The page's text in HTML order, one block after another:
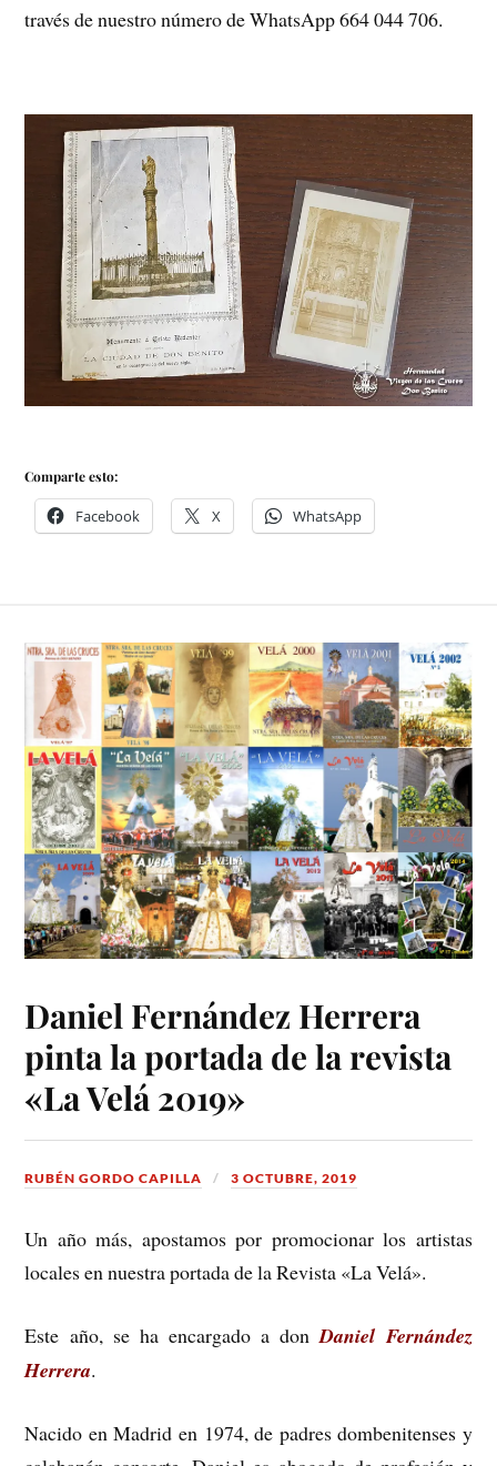
través de nuestro número de WhatsApp 664 044 706.
Comparte esto:
Facebook X WhatsApp
Daniel Fernández Herrera
pinta la portada de la revista
«La Velá 2019»
RUBÉN GORDO CAPILLA 3 OCTUBRE, 2019
Un año más, apostamos por promocionar los artistas
locales en nuestra portada de la Revista «La Velá».
Este año, se ha encargado a donDaniel Fernández
Herrera.
Nacido en Madrid en 1974, de padres dombenitenses y